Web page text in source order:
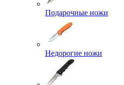
Подарочные ножи
Недорогие ножи